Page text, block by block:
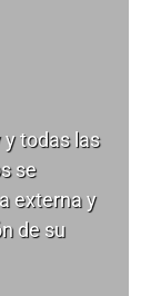
y todas las
se
externa y
de su